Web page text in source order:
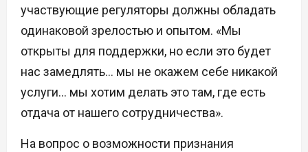
участвующие регуляторы должны обладать
одинаковой зрелостью и опытом. «Мы
открыты для поддержки, но если это будет
нас замедлять… мы не окажем себе никакой
услуги… мы хотим делать это там, где есть
отдача от нашего сотрудничества».
На вопрос о возможности признания